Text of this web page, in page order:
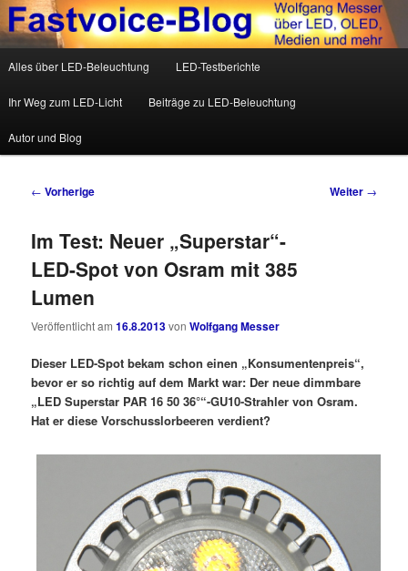
Fastvoice-Blog
Wolfgang Messer über LED, OLED, Medien und mehr
Zum Inhalt wechseln
Zum sekundären Inhalt wechseln
Alles über LED-Beleuchtung LED-Testberichte
Ihr Weg zum LED-Licht Beiträge zu LED-Beleuchtung
Autor und Blog
Beitrags-Navigation
← Vorherige Weiter →
Im Test: Neuer „Superstar“-
LED-Spot von Osram mit 385
Lumen
Veröffentlicht am16.8.2013vonWolfgang Messer
Dieser LED-Spot bekam schon einen „Konsumentenpreis“,
bevor er so richtig auf dem Markt war: Der neue dimmbare
„LED Superstar PAR 16 50 36°“-GU10-Strahler von Osram.
Hat er diese Vorschusslorbeeren verdient?